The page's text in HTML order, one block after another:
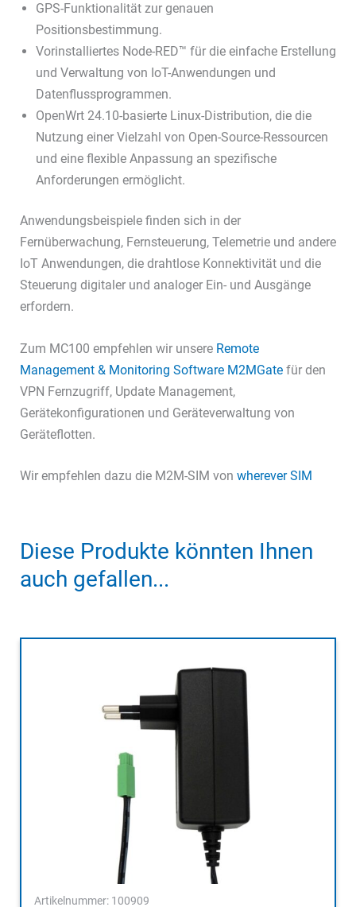
GPS-Funktionalität zur genauen
Positionsbestimmung.
Vorinstalliertes Node-RED™ für die einfache Erstellung
und Verwaltung von IoT-Anwendungen und
Datenflussprogrammen.
OpenWrt 24.10-basierte Linux-Distribution, die die
Nutzung einer Vielzahl von Open-Source-Ressourcen
und eine flexible Anpassung an spezifische
Anforderungen ermöglicht.
Anwendungsbeispiele finden sich in der
Fernüberwachung, Fernsteuerung, Telemetrie und andere
IoT Anwendungen, die drahtlose Konnektivität und die
Steuerung digitaler und analoger Ein- und Ausgänge
erfordern.
Zum MC100 empfehlen wir unsere Remote
Management & Monitoring Software M2MGatefür den
VPN Fernzugriff, Update Management,
Gerätekonfigurationen und Geräteverwaltung von
Geräteflotten.
Wir empfehlen dazu die M2M-SIM von wherever SIM
Diese Produkte könnten Ihnen
auch gefallen...
Artikelnummer: 100909